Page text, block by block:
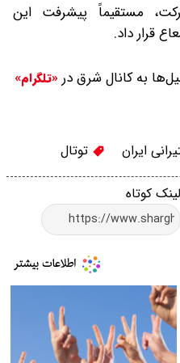
مستقیماً پیشرفت این
قرار داد.
به کانال شرق در «تلگرام»
ایران توتال
لینک کوتاه